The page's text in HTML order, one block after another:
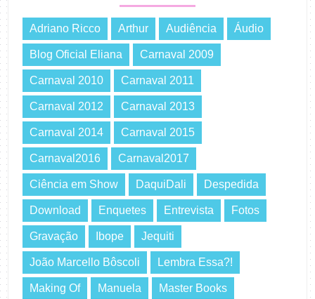
Adriano Ricco Arthur Audiência Áudio
Blog Oficial Eliana Carnaval 2009
Carnaval 2010 Carnaval 2011
Carnaval 2012 Carnaval 2013
Carnaval 2014 Carnaval 2015
Carnaval2016 Carnaval2017
Ciência em Show DaquiDali Despedida
Download Enquetes Entrevista Fotos
Gravação Ibope Jequiti
João Marcello Bôscoli Lembra Essa?!
Making Of Manuela Master Books